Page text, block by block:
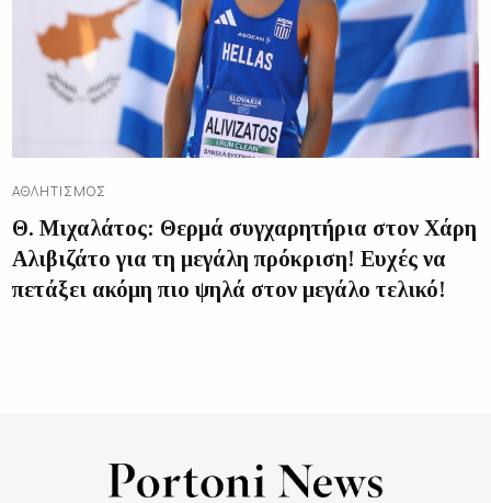
ΑΘΛΗΤΙΣΜΌΣ
Θ. Μιχαλάτος: Θερμά συγχαρητήρια στον Χάρη
Αλιβιζάτο για τη μεγάλη πρόκριση! Ευχές να
πετάξει ακόμη πιο ψηλά στον μεγάλο τελικό!